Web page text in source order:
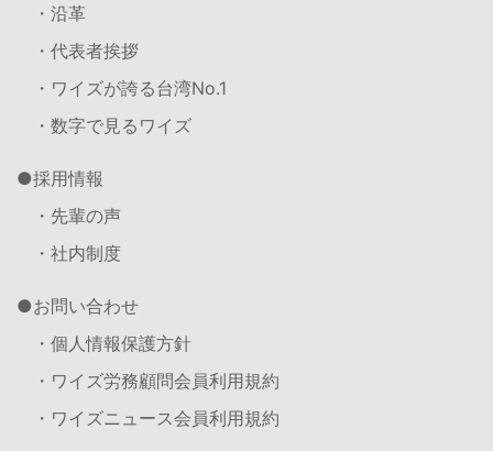
・沿革
・代表者挨拶
・ワイズが誇る台湾No.1
・数字で見るワイズ
採用情報
・先輩の声
・社内制度
お問い合わせ
・個人情報保護方針
・ワイズ労務顧問会員利用規約
・ワイズニュース会員利用規約